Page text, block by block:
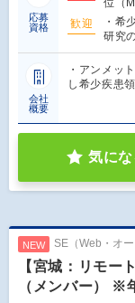
応募
資格
位（
歓迎
・希
研究
会社
概要
・アンメッ
し希少疾患
気にな
NEW SE（Web・オー
【宮城：リモ
（メンバー） ※